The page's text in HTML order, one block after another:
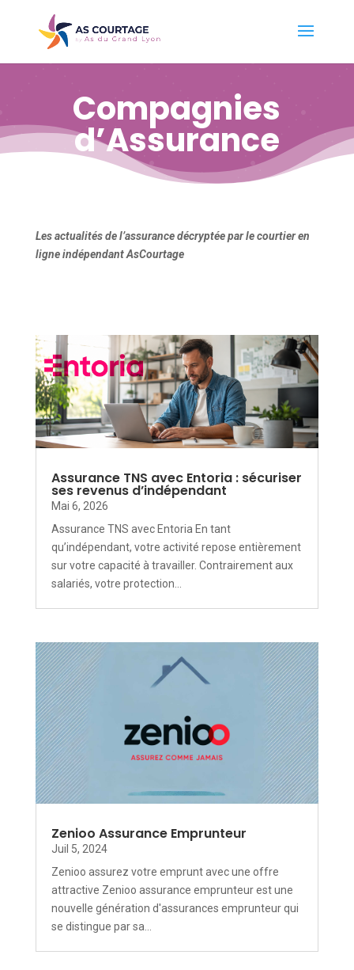
Compagnies
d’Assurance
Les actualités de l’assurance décryptée par le courtier en
ligne indépendant AsCourtage
Assurance TNS avec Entoria : sécuriser
ses revenus d’indépendant
Mai 6, 2026
Assurance TNS avec Entoria En tant
qu’indépendant, votre activité repose entièrement
sur votre capacité à travailler. Contrairement aux
salariés, votre protection...
Zenioo Assurance Emprunteur
Juil 5, 2024
Zenioo assurez votre emprunt avec une offre
attractive Zenioo assurance emprunteur est une
nouvelle génération d'assurances emprunteur qui
se distingue par sa...